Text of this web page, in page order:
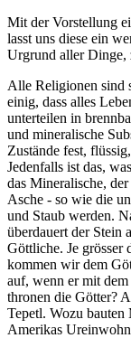
Mit der Vorstellung
lasst uns diese ein
Urgrund aller Dinge,
Alle Religionen sind
einig, dass alles
unterteilen in
und mineralische
Zustände fest,
Jedenfalls ist das,
das Mineralische,
Asche - so wie die
und Staub werden.
überdauert der Stein
Göttliche. Je grösser
kommen wir dem
auf, wenn er mit
thronen die Götter?
Tepetl. Wozu
Amerikas